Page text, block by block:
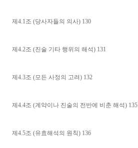
제4.1조 (당사자들의 의사) 130
제4.2조 (진술 기타 행위의 해석) 131
제4.3조 (모든 사정의 고려) 132
제4.4조 (계약이나 진술의 전반에 비춘 해석) 135
제4.5조 (유효해석의 원칙) 136